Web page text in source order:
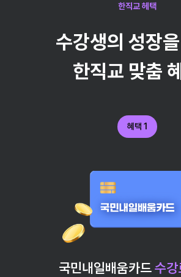
한직교 헤택
수강생의 성장
한직교 맞춤
혜택 1
국민내일배움카드수강